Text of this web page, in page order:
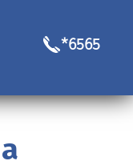
*6565